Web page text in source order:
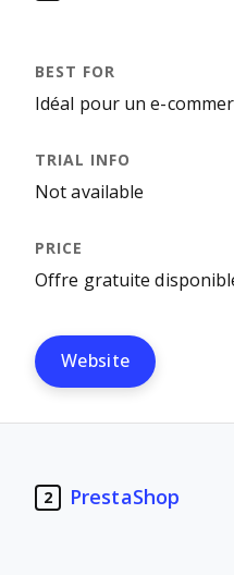
Idéal pour un e-
Not available
Offre gratuite
Website
2 PrestaShop